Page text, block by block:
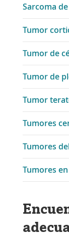
Sarcoma
Tumor
Tumor de
Tumor de
Tumor
Tumores
Tumores
Tumores